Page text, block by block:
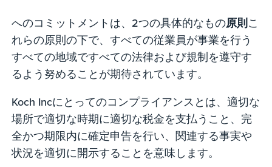
へのコミットメントは、2つの具体的なもの原則こ
れらの原則の下で、すべての従業員が事業を行う
すべての地域ですべての法律および規制を遵守す
るよう努めることが期待されています。
Koch Incにとってのコンプライアンスとは、適切な
場所で適切な時期に適切な税金を支払うこと、完
全かつ期限内に確定申告を行い、関連する事実や
状況を適切に開示することを意味します。